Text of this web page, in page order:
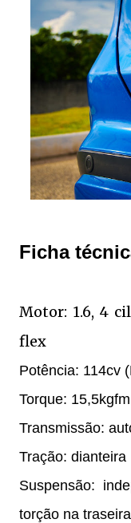
Ficha
Motor: 1.6, 4
flex
Potência: 114cv
Torque:
Transmissão:
Tração: dianteira
Suspensão:
torção na traseira